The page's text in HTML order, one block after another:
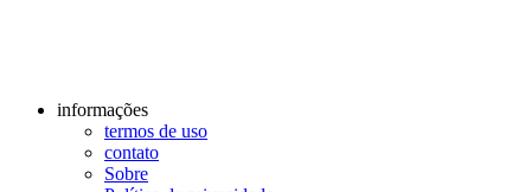
informações
termos de uso
contato
Sobre